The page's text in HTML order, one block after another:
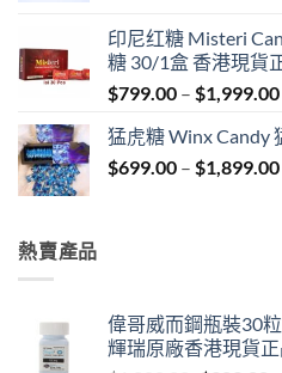
印尼红糖 Misteri
糖 30/1盒 香港現貨
$799.00 – $1,999.00
猛虎糖 Winx Candy
$699.00 – $1,899.00
熱賣產品
偉哥威而鋼瓶裝30
輝瑞原廠香港現貨